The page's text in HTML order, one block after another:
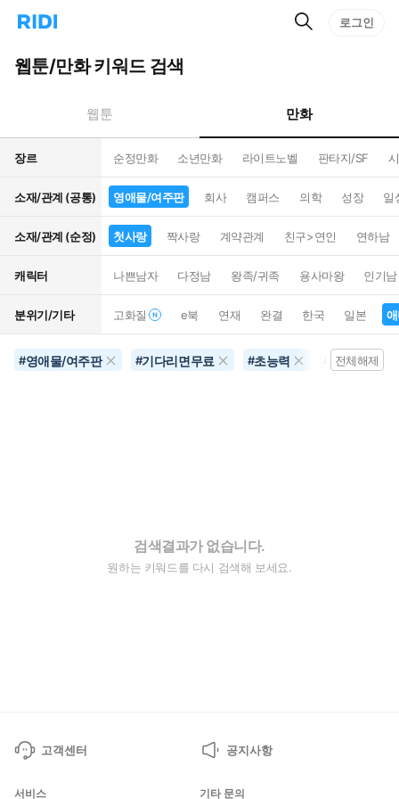
리
홈
으
턴
트
검
로그인
웹툰/만화 키워드 검색
웹툰 만화
장르 순정만화 소년만화 라이트노벨 판타지/SF
소재/관계 (공통) 영애물/여주판 회사 캠퍼스 의학 성장 일
소재/관계 (순정) 첫사랑 짝사랑 계약관계 친구>연인 연하남
캐릭터 나쁜남자 다정남 왕족/귀족 용사마왕 인기남
분위기/기타 고화질 e북 연재 완결 한국 일본
#영애물/여주판 #기다리면무료 #초능력 애니화
전체해제
검색결과가 없습니다.
원하는 키워드를 다시 검색해 보세요.
고객센터 공지사항
서비스 기타 문의